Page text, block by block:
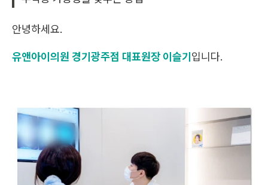
안녕하세요.
유앤아이의원 경기광주점 대표원장 이슬기입니다.